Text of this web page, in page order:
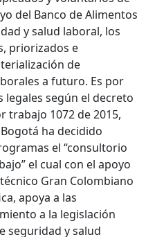
del Banco de Alimentos
y salud laboral, los
priorizados e
de
a futuro. Es por
según el decreto
trabajo 1072 de 2015,
ha decidido
el “consultorio
el cual con el apoyo
Gran Colombiano
apoya a las
a la legislación
seguridad y salud